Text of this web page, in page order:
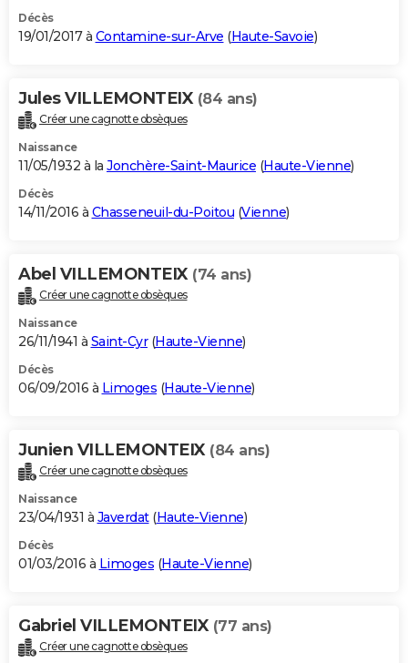
Décès
19/01/2017 à Contamine-sur-Arve (Haute-Savoie)
Jules VILLEMONTEIX (84 ans)
Créer une cagnotte obsèques
Naissance
11/05/1932 à la Jonchère-Saint-Maurice (Haute-Vienne)
Décès
14/11/2016 à Chasseneuil-du-Poitou (Vienne)
Abel VILLEMONTEIX (74 ans)
Créer une cagnotte obsèques
Naissance
26/11/1941 à Saint-Cyr(Haute-Vienne)
Décès
06/09/2016 à Limoges (Haute-Vienne)
Junien VILLEMONTEIX (84 ans)
Créer une cagnotte obsèques
Naissance
23/04/1931 à Javerdat(Haute-Vienne)
Décès
01/03/2016 à Limoges (Haute-Vienne)
Gabriel VILLEMONTEIX (77 ans)
Créer une cagnotte obsèques